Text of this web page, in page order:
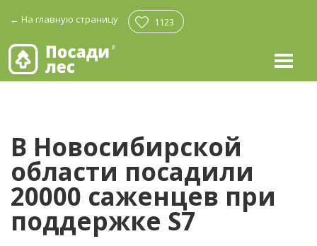
← На главную страницу 1123
В Новосибирской
области посадили
20000 саженцев при
поддержке S7